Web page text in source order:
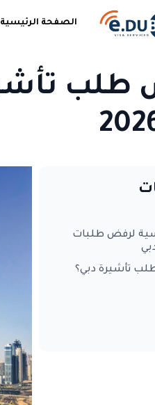
الصفحة الرئيسية
لرفض طلبات
تأشيرة دبي؟